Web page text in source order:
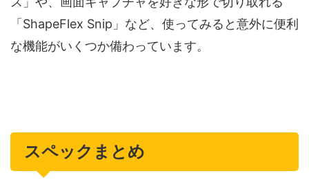
「ShapeFlex Snip」など、使ってみると意外に便利
な機能がいくつか備わっています。
スペックまとめ